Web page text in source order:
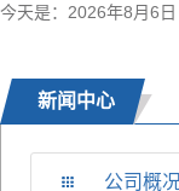
今天是：2026年8月6
新闻中心
公司概